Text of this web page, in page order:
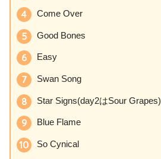
Come Over
Good Bones
Easy
Swan Song
Star Signs(day2はSour Grapes)
Blue Flame
So Cynical